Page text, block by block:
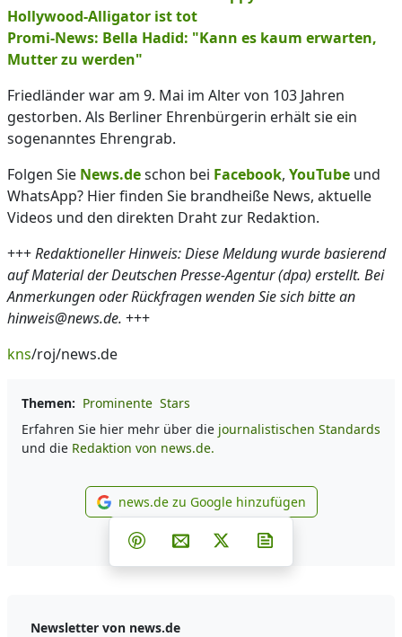
Hollywood-Alligator ist tot
Promi-News: Bella Hadid: "Kann es kaum erwarten,
Mutter zu werden"
Friedländer war am 9. Mai im Alter von 103 Jahren
gestorben. Als Berliner Ehrenbürgerin erhält sie ein
sogenanntes Ehrengrab.
Folgen Sie News.deschon bei Facebook, YouTube und
WhatsApp? Hier finden Sie brandheiße News, aktuelle
Videos und den direkten Draht zur Redaktion.
+++Redaktioneller Hinweis: Diese Meldung wurde basierend
auf Material der Deutschen Presse-Agentur (dpa) erstellt. Bei
Anmerkungen oder Rückfragen wenden Sie sich bitte an
hinweis@news.de. +++
kns/roj/news.de
Themen: Prominente Stars
Erfahren Sie hier mehr über die journalistischen Standards
und die Redaktion von news.de.
news.de zu Google
news.de zu Google hinzufügen
Teilen auf Facebook
Teilen auf Whatsapp
Teilen auf Telegram
Teilen auf Pinterest
Per E-Mail teilen
Post auf X
Newsletter von news.de